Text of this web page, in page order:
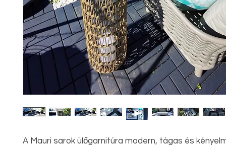
A Mauri sarok ülőgarnitúra modern, tágas és